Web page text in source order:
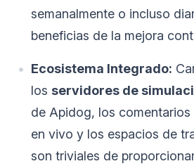
semanalmente o incluso
beneficias de la mejora
Ecosistema Integrado:
los servidores de
de Apidog, los
en vivo y los espacios de
son triviales de